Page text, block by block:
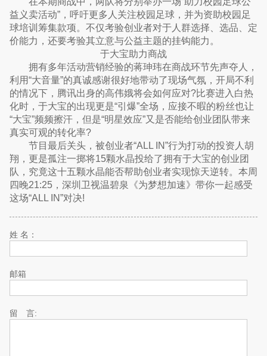
益义卖活动”，呼吁更多人关注校园足球，并为资助校园足
球培训筹集款项。不仅考验创业者对于人群选择、选品、定
价能力，还要考验其立意与公益主题的挂钩能力。
于大宝助力商战
拥有多年活动营销经验的蒋珅玮在商战环节先声夺人，
利用“大音量”的真诚感谢很好地带动了现场气氛，开局不利
的情况下，腾讯出身的高伟娥将会如何应对?比赛进入白热
化时，于大宝的出现更是“引爆”全场，应接不暇的粉丝也让
“大宝”频频擦汗，但是“明星效应”又是否能给创业团队带来
真实可观的转化率?
节目最后关头，被创业者“ALL IN”行为打动的投资人胡
翔，更是孤注一掷将15颗水晶投给了拥有于大宝的创业团
队，究竟这十五颗水晶能否帮助创业者实现惊天逆转。本周
四晚21:25，深圳卫视温碧泉《为梦想加速》带你一起感受
这场“ALL IN”对决!
姓 名：
邮箱
留 言: